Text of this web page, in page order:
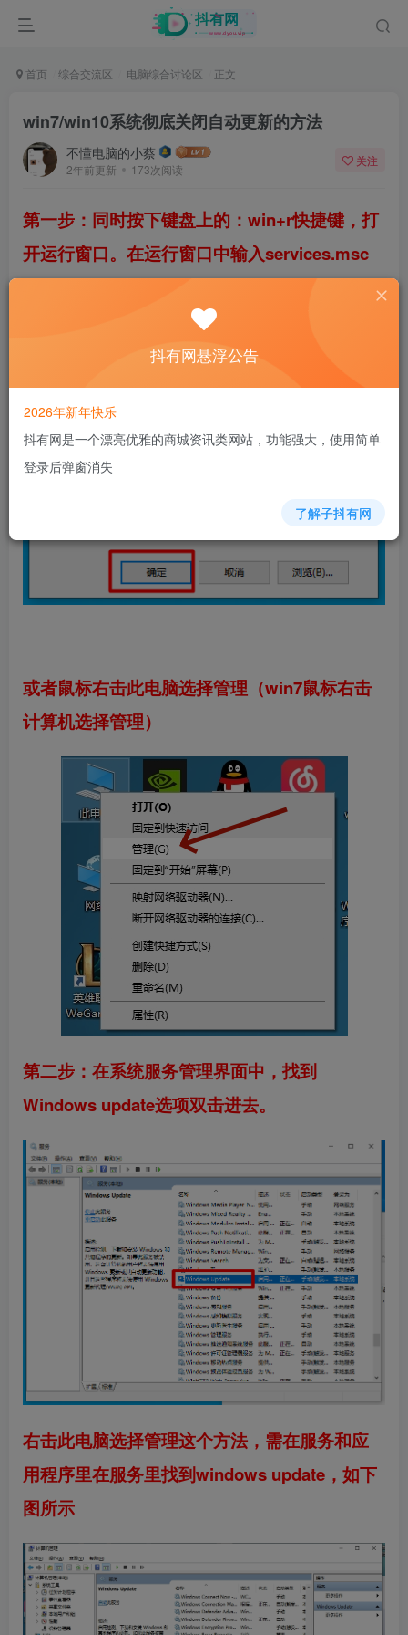
首页 综合交流区 电脑综合讨论区 正文
win7/win10系统彻底关闭自动更新的方法
不懂电脑的小蔡
2年前更新 173次阅读
关注
第一步：同时按下键盘上的：win+r快捷键，打
开运行窗口。在运行窗口中输入services.msc
此电脑选择管理（win7鼠标右击计算机选择管
或者鼠标右击此电脑选择管理（win7鼠标右击
计算机选择管理）
第二步：在系统服务管理界面中，找到
Windows update选项双击进去。
右击此电脑选择管理这个方法，需在服务和应
用程序里在服务里找到windows update，如下
图所示
抖有网悬浮公告
2026年新年快乐
抖有网是一个漂亮优雅的商城资讯类网站，功能强大，使用简单
登录后弹窗消失
了解子抖有网